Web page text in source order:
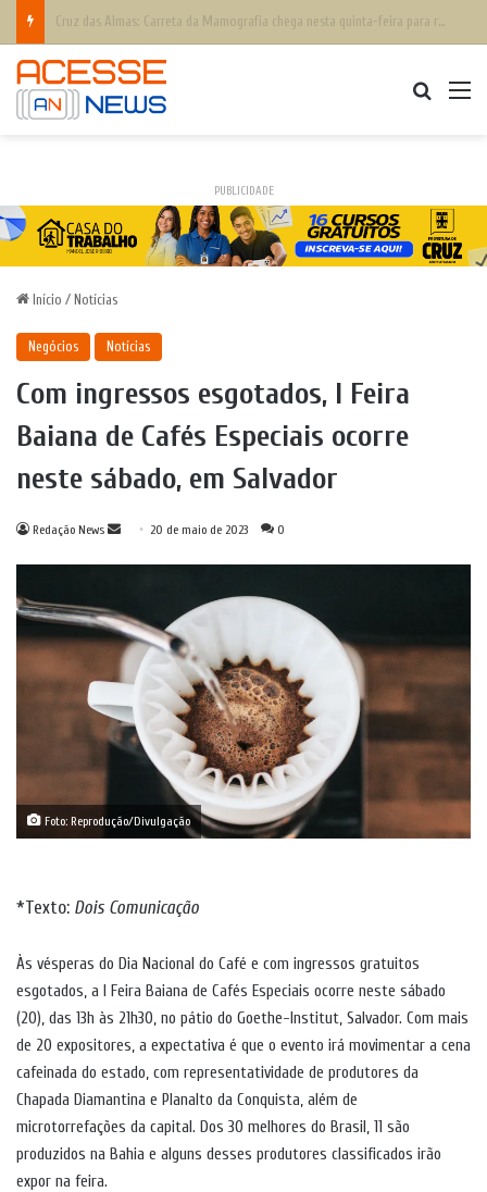
SUS oferta 100 mil teleatendimentos mensais em saúde mental para apostadores
PUBLICIDADE
Início / Notícias
Negócios Notícias
Com ingressos esgotados, I Feira
Baiana de Cafés Especiais ocorre
neste sábado, em Salvador
Redação News
Mande20 de maio de 2023 0
Foto: Reprodução/Divulgação
*Texto: Dois Comunicação
Às vésperas do Dia Nacional do Café e com ingressos gratuitos
esgotados, a I Feira Baiana de Cafés Especiais ocorre neste sábado
(20), das 13h às 21h30, no pátio do Goethe-Institut, Salvador. Com mais
de 20 expositores, a expectativa é que o evento irá movimentar a cena
cafeinada do estado, com representatividade de produtores da
Chapada Diamantina e Planalto da Conquista, além de
microtorrefações da capital. Dos 30 melhores do Brasil, 11 são
produzidos na Bahia e alguns desses produtores classificados irão
expor na feira.